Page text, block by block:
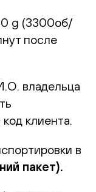
g (3300об/
после
владельца
клиента.
в
пакет).